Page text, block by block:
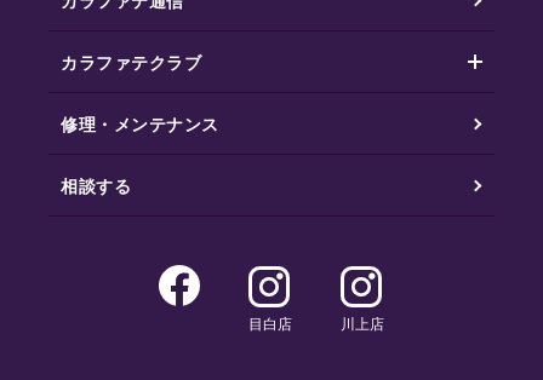
カラファテクラブ
修理・メンテナンス
相談する
目白店 川上店